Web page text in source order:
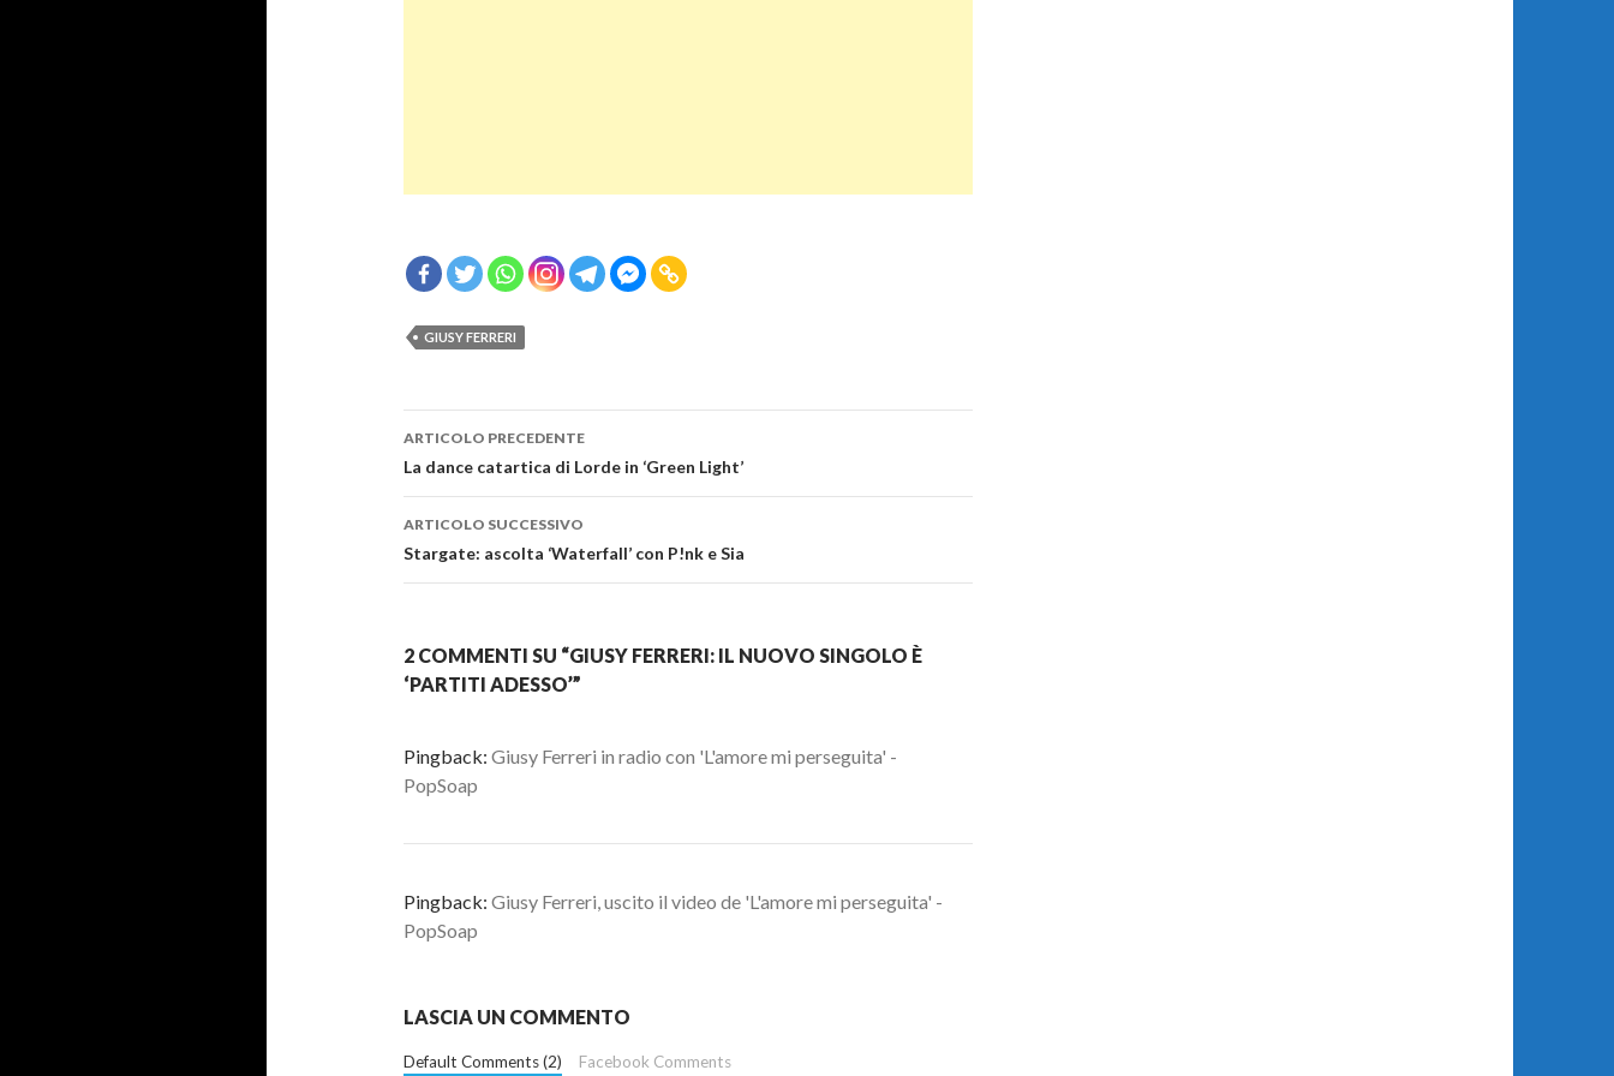
GIUSY FERRERI
Navigazione
articolo
ARTICOLO PRECEDENTE
La dance catartica di Lorde in ‘Green Light’
ARTICOLO SUCCESSIVO
Stargate: ascolta ‘Waterfall’ con P!nk e Sia
2 COMMENTI SU “GIUSY FERRERI: IL NUOVO SINGOLO È
‘PARTITI ADESSO’”
Pingback: Giusy Ferreri in radio con 'L'amore mi perseguita' -
PopSoap
Pingback: Giusy Ferreri, uscito il video de 'L'amore mi perseguita' -
PopSoap
LASCIA UN COMMENTO
Default Comments (2) Facebook Comments